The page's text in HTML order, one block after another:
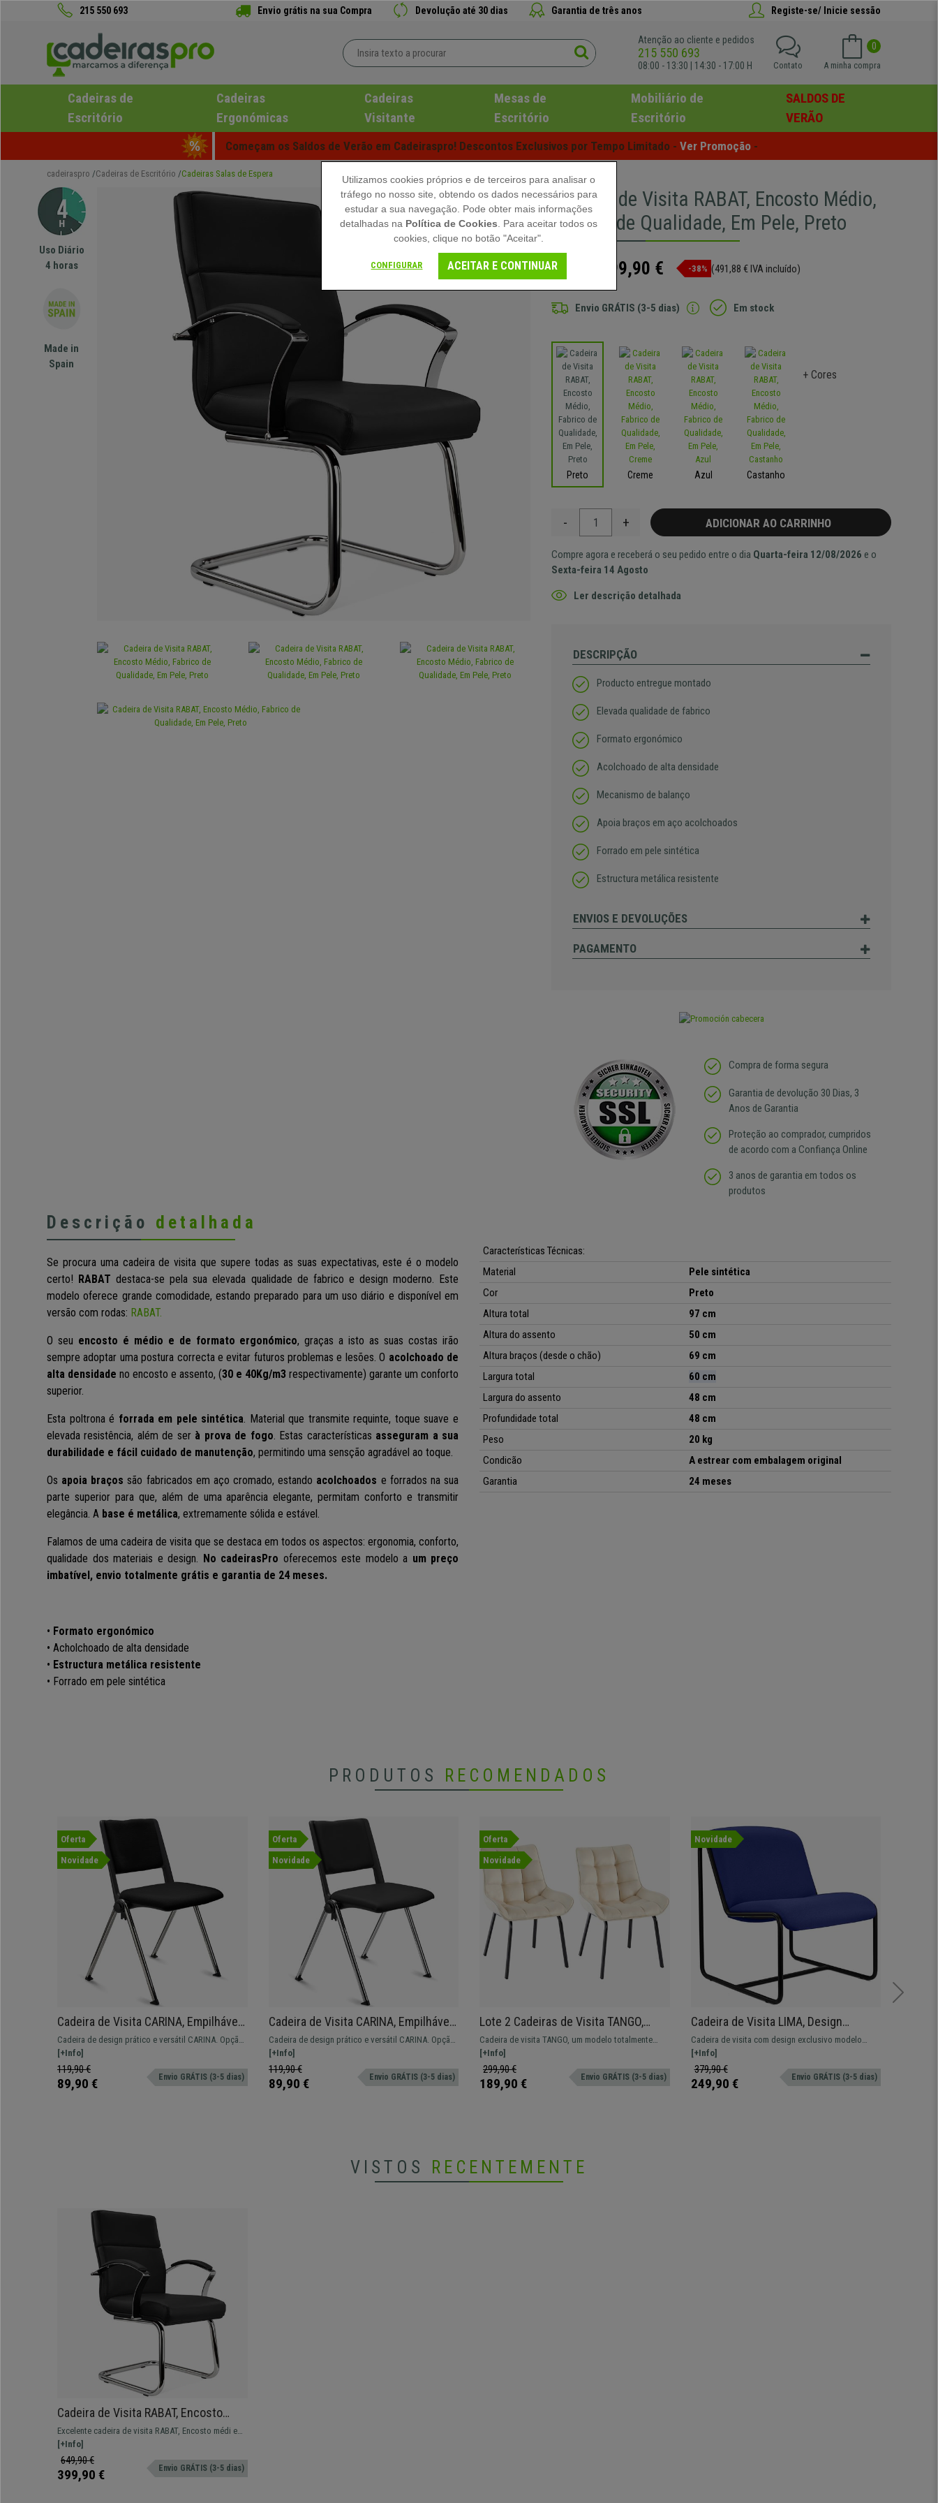
215 550 693 Envio grátis na sua Compra Devolução até 30 dias Garantia de três anos Registe-se/ Inicie sessão
Atenção ao cliente e pedidos
215 550 693
08:00 - 13:30 | 14:30 - 17:00 H
0
A minha compra
Contato
Cadeiras de
Escritório
Cadeiras
Ergonómicas
Cadeiras
Visitante
Mesas de
Escritório
Mobiliário de
Escritório
SALDOS DE
VERÃO
Começam os Saldos de Verão em Cadeiraspro! Descontos Exclusivos por Tempo Limitado - Ver Promoção -
cadeiraspro Cadeiras de Escritório Cadeiras Salas de Espera
Uso Diário
4 horas
Made in
Spain
Cadeira de Visita RABAT, Encosto Médio,
Fabrico de Qualidade, Em Pele, Preto
649,90 € 399,90 € -38% (491,88 € IVA incluído)
Envio GRÁTIS (3-5 dias) Em stock
Preto Creme Azul Castanho
+ Cores
- + ADICIONAR AO CARRINHO
Compre agora e receberá o seu pedido entre o dia Quarta-feira 12/08/2026 e o
Sexta-feira 14 Agosto
Ler descrição detalhada
DESCRIPÇÃO
Producto entregue montado
Elevada qualidade de fabrico
Formato ergonómico
Acolchoado de alta densidade
Mecanismo de balanço
Apoia braços em aço acolchoados
Forrado em pele sintética
Estructura metálica resistente
ENVIOS E DEVOLUÇÕES
PAGAMENTO
Compra de forma segura
Garantia de devolução 30 Dias, 3
Anos de Garantia
Proteção ao comprador, cumpridos
de acordo com a Confiança Online
3 anos de garantia em todos os
produtos
Descrição detalhada
Se procura uma cadeira de visita que supere todas as suas expectativas, este é o modelo
certo! RABATdestaca-se pela sua elevada qualidade de fabrico e design moderno. Este
modelo oferece grande comodidade, estando preparado para um uso diário e disponível em
versão com rodas: RABAT.
O seu encosto é médio e de formato ergonómico, graças a isto as suas costas irão
sempre adoptar uma postura correcta e evitar futuros problemas e lesões. O acolchoado de
alta densidade no encosto e assento, (30 e 40Kg/m3 respectivamente) garante um conforto
superior.
Esta poltrona é forrada em pele sintética. Material que transmite requinte, toque suave e
elevada resistência, além de ser à prova de fogo. Estas características asseguram a sua
durabilidade e fácil cuidado de manutenção, permitindo uma sensção agradável ao toque.
Os apoia braços são fabricados em aço cromado, estando acolchoados e forrados na sua
parte superior para que, além de uma aparência elegante, permitam conforto e transmitir
elegância. A base é metálica, extremamente sólida e estável.
Falamos de uma cadeira de visita que se destaca em todos os aspectos: ergonomia, conforto,
qualidade dos materiais e design. No cadeirasPro oferecemos este modelo a um preço
imbatível, envio totalmente grátis e garantia de 24 meses.
• Formato ergonómico
• Acholchoado de alta densidade
• Estructura metálica resistente
• Forrado em pele sintética
Características Técnicas:
Material
Pele sintética
Cor
Preto
Altura total
97 cm
Altura do assento
50 cm
Altura braços (desde o chão)
69 cm
Largura total
60 cm
Largura do assento
48 cm
Profundidade total
48 cm
Peso
20 kg
Condicão
A estrear com embalagem original
Garantia
24 meses
PRODUTOS RECOMENDADOS
Oferta
Novidade
Cadeira de Visita CARINA, Empilhável,
Encaixe Lateral, Pernas Cromadas,
Pano Preto
Cadeira de design prático e versátil CARINA. Opção
de encaixe prático e confortável.
[+Info]
119,90 €
89,90 € Envio GRÁTIS (3-5 dias)
Oferta
Novidade
Cadeira de Visita CARINA, Empilhável,
Encaixe Lateral, Pernas Cromadas,
Pele Preta
Cadeira de design prático e versátil CARINA. Opção
de encaixe prático e confortável.
[+Info]
119,90 €
89,90 € Envio GRÁTIS (3-5 dias)
Oferta
Novidade
Lote 2 Cadeiras de Visita TANGO,
Design Elegante, Comodidade, Pernas
Pretas, em Veludo Creme
Cadeira de visita TANGO, um modelo totalmente
versátil para qualquer uma das suas necessidades.
[+Info]
299,90 €
189,90 € Envio GRÁTIS (3-5 dias)
Novidade
Cadeira de Visita LIMA, Design
Exclusivo, Estrutura Metálica, Em
Pano, Azul Escuro
Cadeira de visita com design exclusivo modelo
LIMA. Confortável assento, forrado em pano.
[+Info]
379,90 €
249,90 € Envio GRÁTIS (3-5 dias)
VISTOS RECENTEMENTE
Cadeira de Visita RABAT, Encosto
Médio, Fabrico de Qualidade, Em Pele,
Preto
Excelente cadeira de visita RABAT, Encosto médi em
pele, ideal para escritório e salas de espera.
[+Info]
649,90 €
399,90 € Envio GRÁTIS (3-5 dias)
Utilizamos cookies próprios e de terceiros para analisar o
tráfego no nosso site, obtendo os dados necessários para
estudar a sua navegação. Pode obter mais informações
detalhadas na Política de Cookies . Para aceitar todos os
cookies, clique no botão "Aceitar".
CONFIGURAR ACEITAR E CONTINUAR